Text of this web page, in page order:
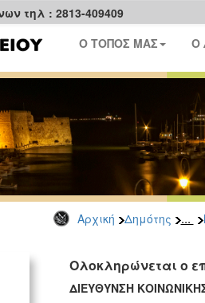
τηλ : 2813-409409
Ο ΤΟΠΟΣ ΜΑΣ Ο
Αρχική Δημότης ...
Ολοκληρώνεται ο
ΔΙΕΥΘΥΝΣΗ